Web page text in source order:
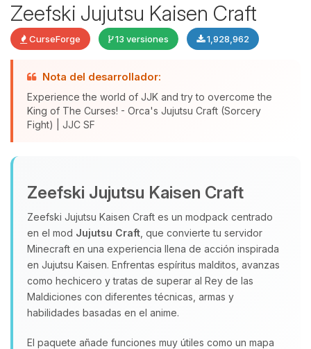
Zeefski Jujutsu Kaisen Craft
CurseForge 13 versiones 1,928,962
Nota del desarrollador:
Experience the world of JJK and try to overcome the
King of The Curses! - Orca's Jujutsu Craft (Sorcery
Fight) | JJC SF
Zeefski Jujutsu Kaisen Craft
Zeefski Jujutsu Kaisen Craft es un modpack centrado
en el mod Jujutsu Craft , que convierte tu servidor
Minecraft en una experiencia llena de acción inspirada
en Jujutsu Kaisen. Enfrentas espíritus malditos, avanzas
como hechicero y tratas de superar al Rey de las
Maldiciones con diferentes técnicas, armas y
habilidades basadas en el anime.
El paquete añade funciones muy útiles como un mapa
hablar! Soy Choupy, tu pequeno
asistente de BoxToPlay. Cuentame
que necesitas y moveré mis
pequenos circuitos para ayudarte.
08/08/2026 13:47